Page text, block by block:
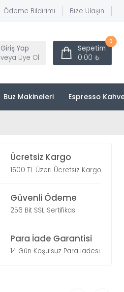
Ödeme Bildirimi Bize Ulaşın
Giriş Yap
veya Üye Ol
Sepetim
0.00 ₺
0
Buz Makineleri Espresso
Ücretsiz Kargo
1500 TL Üzeri Ücretsiz Kargo
Güvenli Ödeme
256 Bit SSL Sertifikası
Para İade Garantisi
14 Gün Koşulsuz Para İadesi